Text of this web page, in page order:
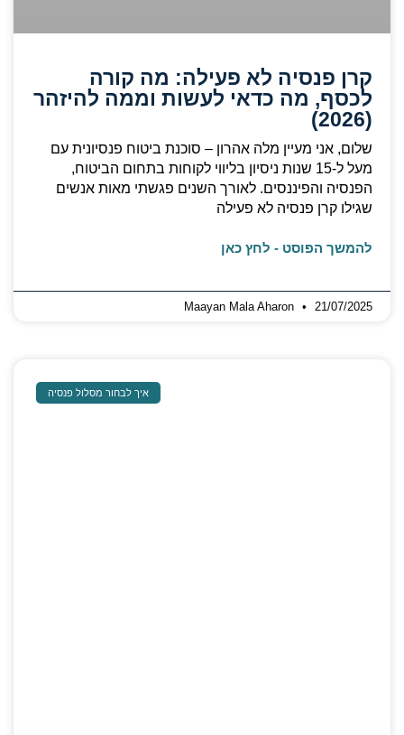
קרן פנסיה לא פעילה: מה קורה
לכסף, מה כדאי לעשות וממה להיזהר
(2026)
שלום, אני מעיין מלה אהרון – סוכנת ביטוח פנסיונית עם
מעל ל‑15 שנות ניסיון בליווי לקוחות בתחום הביטוח,
הפנסיה והפיננסים. לאורך השנים פגשתי מאות אנשים
שגילו קרן פנסיה לא פעילה
להמשך הפוסט - לחץ כאן
Maayan Mala Aharon 21/07/2025
איך לבחור מסלול פנסיה